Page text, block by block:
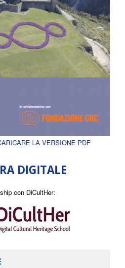
LA VERSIONE PDF
DIGITALE
con DiCultHer: